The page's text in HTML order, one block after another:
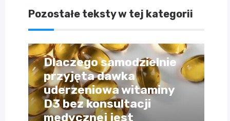
Pozostałe teksty w tej kategorii
Dlaczego samodzielnie
przyjęta dawka
uderzeniowa witaminy
D3 bez konsultacji
medycznej jest